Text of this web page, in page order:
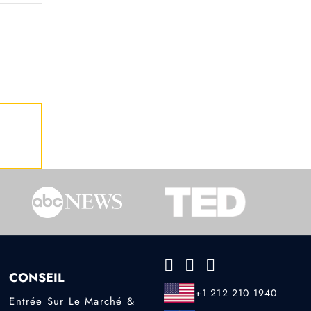
CONSEIL
Entrée Sur Le Marché &
+1 212 210 1940